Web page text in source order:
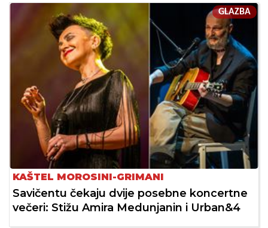
GLAZBA
KAŠTEL MOROSINI-GRIMANI
Savičentu čekaju dvije posebne koncertne
večeri: Stižu Amira Medunjanin i Urban&4